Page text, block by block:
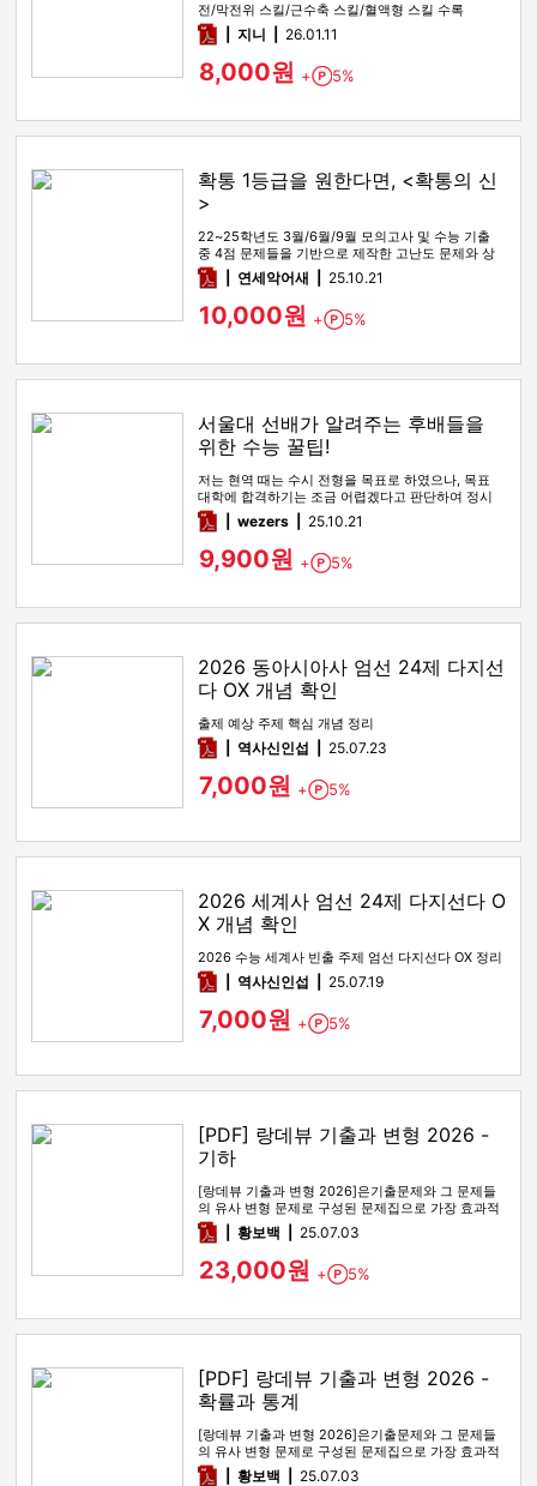
전/막전위 스킬/근수축 스킬/혈액형 스킬 수록
pdf지니 26.01.11
8,000원 + Point
5%
확통 1등급을 원한다면, <확통의 신
>
22~25학년도 3월/6월/9월 모의고사 및 수능 기출
중 4점 문제들을 기반으로 제작한 고난도 문제와 상
세한 해설
pdf연세악어새 25.10.21
10,000원 + Point
5%
서울대 선배가 알려주는 후배들을
위한 수능 꿀팁!
저는 현역 때는 수시 전형을 목표로 하였으나, 목표
대학에 합격하기는 조금 어렵겠다고 판단하여 정시
전형을 노리며 재수를 시…
pdfwezers 25.10.21
9,900원 + Point
5%
2026 동아시아사 엄선 24제 다지선
다 OX 개념 확인
출제 예상 주제 핵심 개념 정리
pdf역사신인섭 25.07.23
7,000원 + Point
5%
2026 세계사 엄선 24제 다지선다 O
X 개념 확인
2026 수능 세계사 빈출 주제 엄선 다지선다 OX 정리
pdf역사신인섭 25.07.19
7,000원 + Point
5%
[PDF] 랑데뷰 기출과 변형 2026 -
기하
[랑데뷰 기출과 변형 2026]은기출문제와 그 문제들
의 유사 변형 문제로 구성된 문제집으로 가장 효과적
인 기출문제 공부 방법…
pdf황보백 25.07.03
23,000원 + Point
5%
[PDF] 랑데뷰 기출과 변형 2026 -
확률과 통계
[랑데뷰 기출과 변형 2026]은기출문제와 그 문제들
의 유사 변형 문제로 구성된 문제집으로 가장 효과적
인 기출문제 공부 방법…
pdf황보백 25.07.03